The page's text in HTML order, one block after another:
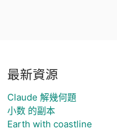
最新資源
Claude 解幾何題
小数 的副本
Earth with coastline